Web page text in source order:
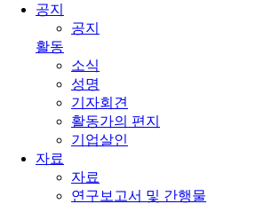
공지
공지
활동
소식
성명
기자회견
활동가의 편지
기업살인
자료
자료
연구보고서 및 간행물